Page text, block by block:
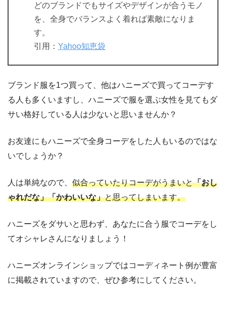
どのブランドでもサイズやデザインが合うモノ
を、全身でバランスよく着れば素敵になりま
す。
引用： Yahoo知恵袋
ブランド服を1つ買って、他はハニーズで買ってコーデす
る人も多くいますし、ハニーズで服を選ぶ女性を見てもダ
サい格好している人は少ないと思いませんか？
お友達にもハニーズで全身コーデをした人もいるのではな
いでしょうか？
人は単純なので、 似合っていたりコーデがうまいと「おし
ゃれだな」「かわいいな」と思ってしまいます。
ハニーズをダサいと思わず、あなたに合う服でコーデをし
てオシャレさんになりましょう！
ハニーズオンラインショップではコーディネート例が豊富
に掲載されていますので、ぜひ参考にしてください。